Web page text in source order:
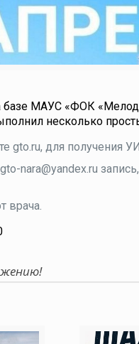
базе МАУС «ФОК
несколько
gto.ru, для получения
nara@yandex.ru
врача.